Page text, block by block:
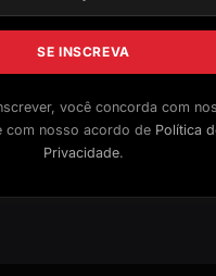
você concorda com
com nosso acordo de Política
Privacidade.